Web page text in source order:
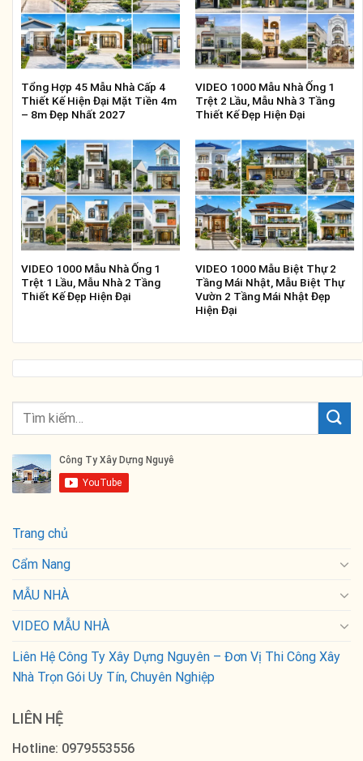
Tổng Hợp 45 Mẫu Nhà Cấp 4
Thiết Kế Hiện Đại Mặt Tiền 4m
– 8m Đẹp Nhất 2027
VIDEO 1000 Mẫu Nhà Ống 1
Trệt 2 Lầu, Mẫu Nhà 3 Tầng
Thiết Kế Đẹp Hiện Đại
VIDEO 1000 Mẫu Nhà Ống 1
Trệt 1 Lầu, Mẫu Nhà 2 Tầng
Thiết Kế Đẹp Hiện Đại
VIDEO 1000 Mẫu Biệt Thự 2
Tầng Mái Nhật, Mẫu Biệt Thự
Vườn 2 Tầng Mái Nhật Đẹp
Hiện Đại
Trang chủ
Cẩm Nang
MẪU NHÀ
VIDEO MẪU NHÀ
Liên Hệ Công Ty Xây Dựng Nguyên – Đơn Vị Thi Công Xây
Nhà Trọn Gói Uy Tín, Chuyên Nghiệp
LIÊN HỆ
Hotline: 0979553556